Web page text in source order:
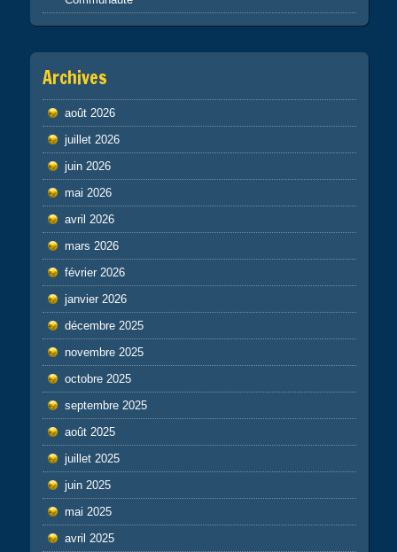
Archives
août 2026
juillet 2026
juin 2026
mai 2026
avril 2026
mars 2026
février 2026
janvier 2026
décembre 2025
novembre 2025
octobre 2025
septembre 2025
août 2025
juillet 2025
juin 2025
mai 2025
avril 2025